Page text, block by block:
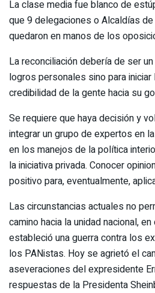
La clase media fue blanco de
que 9 delegaciones o Alcaldías
quedaron en manos de los
La reconciliación debería de ser
logros personales sino para
credibilidad de la gente hacia su
Se requiere que haya decisión y
integrar un grupo de expertos en
en los manejos de la política
la iniciativa privada. Conocer
positivo para, eventualmente,
Las circunstancias actuales no
camino hacia la unidad nacional,
estableció una guerra contra los
los PANistas. Hoy se agrietó el
aseveraciones del expresidente
respuestas de la Presidenta